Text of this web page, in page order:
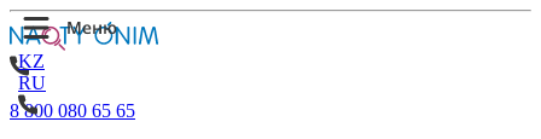
KZ
RU
8 800 080 65 65